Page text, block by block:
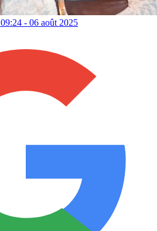
09:24 - 06 août 2025